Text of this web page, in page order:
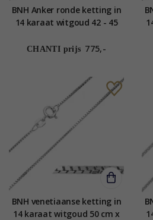
BNH Anker ronde ketting in
14 karaat witgoud 42 - 45
CHANTI prijs 775,-
BNH venetiaanse ketting in
14 karaat witgoud 50 cm x